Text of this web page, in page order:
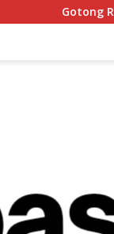
Babinsa dan